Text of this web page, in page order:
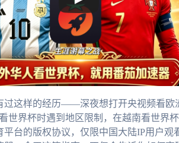
过这样的经历——深夜想打开央视频看欧
世界杯时遇到地区限制，在越南看世界
台的版权协议，仅限中国大陆IP用户观